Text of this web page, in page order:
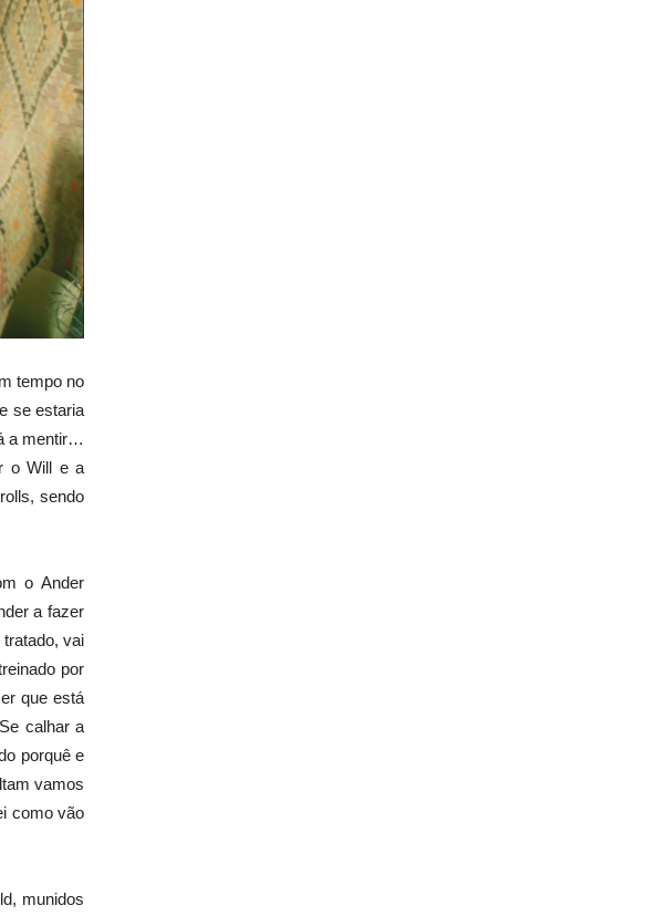
tempo no
se estaria
a mentir…
o Will e a
sendo
o Ander
a fazer
vai
por
que está
calhar a
porquê e
vamos
como vão
munidos